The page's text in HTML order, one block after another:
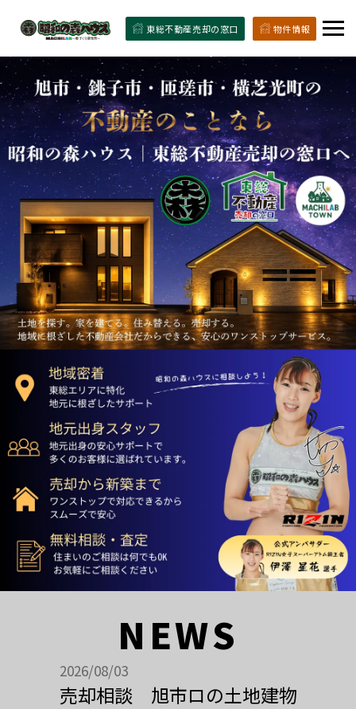
物件情報
東総不動産売却の窓口
NEWS
2026/08/03
売却相談 旭市ロの土地建物